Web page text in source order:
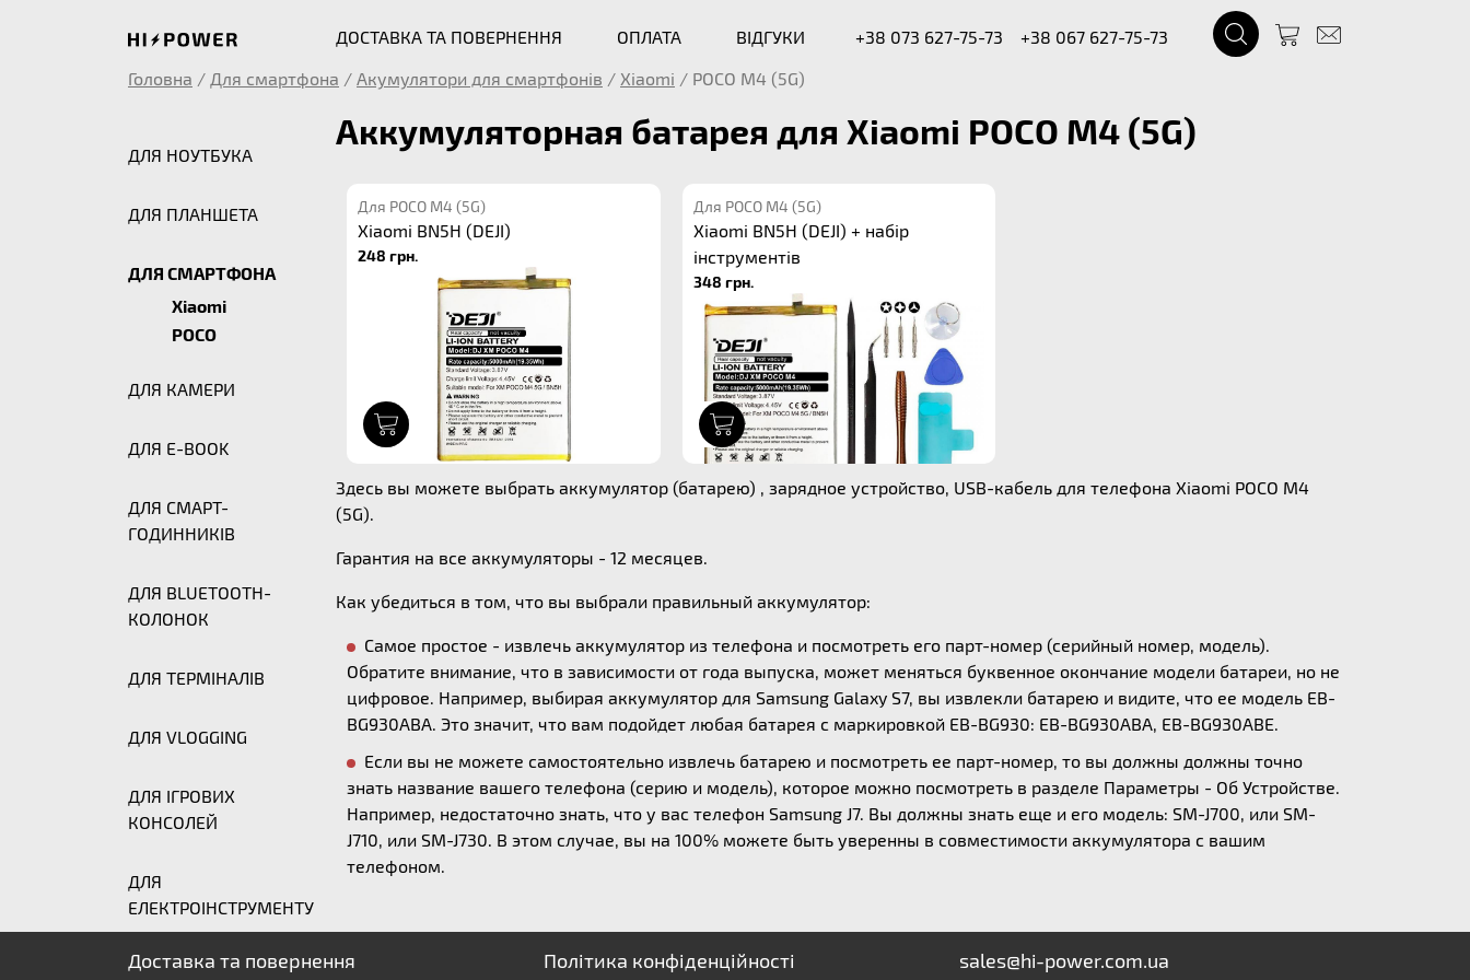
ДОСТАВКА ТА ПОВЕРНЕННЯ ОПЛАТА ВІДГУКИ +38 073 627-75-73
+38 067 627-75-73
Головна / Для смартфона / Акумулятори для смартфонів / Xiaomi / POCO M4 (5G)
ДЛЯ НОУТБУКА
ДЛЯ ПЛАНШЕТА
ДЛЯ СМАРТФОНА
Xiaomi
POCO
ДЛЯ КАМЕРИ
ДЛЯ E-BOOK
ДЛЯ СМАРТ-
ГОДИННИКІВ
ДЛЯ BLUETOOTH-
КОЛОНОК
ДЛЯ ТЕРМІНАЛІВ
ДЛЯ VLOGGING
ДЛЯ ІГРОВИХ
КОНСОЛЕЙ
ДЛЯ
ЕЛЕКТРОІНСТРУМЕНТУ
Аккумуляторная батарея для Xiaomi POCO M4 (5G)
Для POCO M4 (5G)
Xiaomi BN5H (DEJI)
248 грн.
Для POCO M4 (5G)
Xiaomi BN5H (DEJI) + набір
інструментів
348 грн.
Здесь вы можете выбрать аккумулятор (батарею) , зарядное устройство, USB-кабель для телефона Xiaomi POCO M4
(5G).
Гарантия на все аккумуляторы - 12 месяцев.
Как убедиться в том, что вы выбрали правильный аккумулятор:
Самое простое - извлечь аккумулятор из телефона и посмотреть его парт-номер (серийный номер, модель).
Обратите внимание, что в зависимости от года выпуска, может меняться буквенное окончание модели батареи, но не
цифровое. Например, выбирая аккумулятор для Samsung Galaxy S7, вы извлекли батарею и видите, что ее модель EB-
BG930ABA. Это значит, что вам подойдет любая батарея с маркировкой EB-BG930: EB-BG930ABA, EB-BG930ABE.
Если вы не можете самостоятельно извлечь батарею и посмотреть ее парт-номер, то вы должны должны точно
знать название вашего телефона (серию и модель), которое можно посмотреть в разделе Параметры - Об Устройстве.
Например, недостаточно знать, что у вас телефон Samsung J7. Вы должны знать еще и его модель: SM-J700, или SM-
J710, или SM-J730. В этом случае, вы на 100% можете быть уверенны в совместимости аккумулятора с вашим
телефоном.
Доставка та повернення Політика конфіденційності sales@hi-power.com.ua